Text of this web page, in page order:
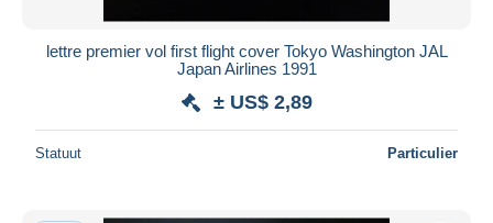
lettre premier vol first flight cover Tokyo Washington JAL
Japan Airlines 1991
± US$ 2,89
Statuut Particulier